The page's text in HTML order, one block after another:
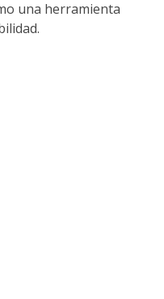
una herramienta